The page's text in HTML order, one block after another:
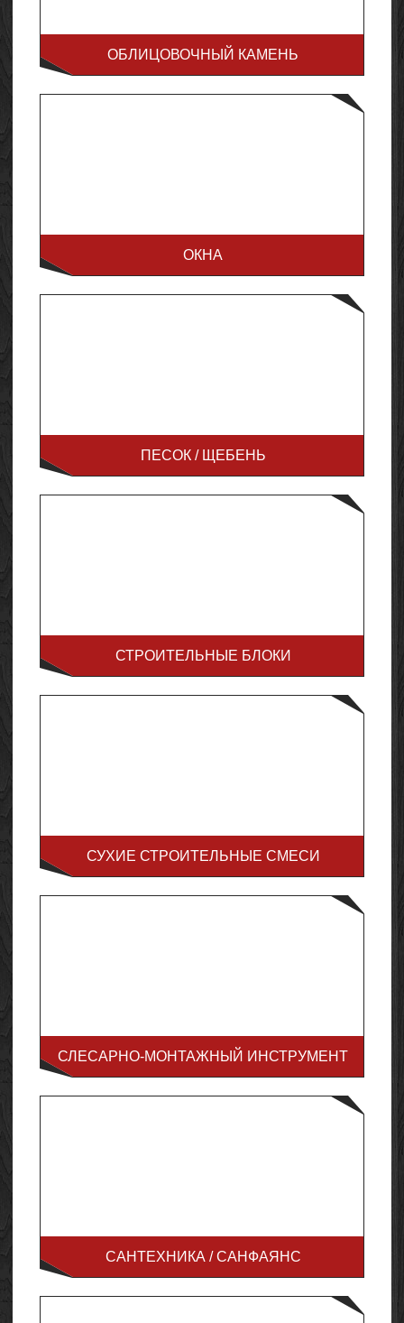
ОБЛИЦОВОЧНЫЙ КАМЕНЬ
ОКНА
ПЕСОК / ЩЕБЕНЬ
СТРОИТЕЛЬНЫЕ БЛОКИ
СУХИЕ СТРОИТЕЛЬНЫЕ СМЕСИ
СЛЕСАРНО-МОНТАЖНЫЙ ИНСТРУМЕНТ
САНТЕХНИКА / САНФАЯНС